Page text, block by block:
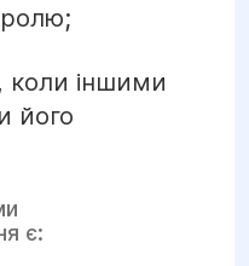
коли іншими
його
є: